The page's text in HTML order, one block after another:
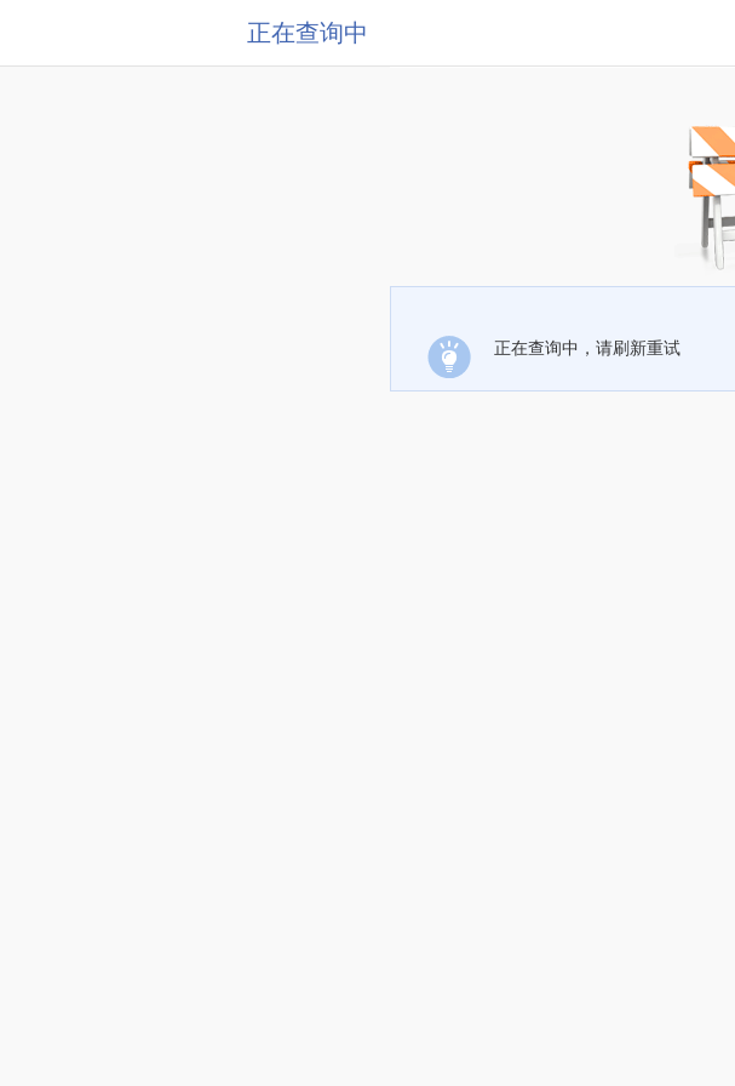
正在查询中
正在查询中，请刷新重试